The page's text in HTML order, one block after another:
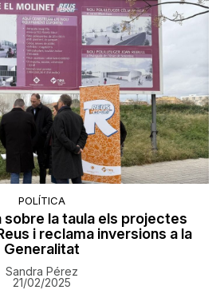
POLÍTICA
la taula els projectes
i reclama inversions a la
Generalitat
Sandra Pérez
21/02/2025